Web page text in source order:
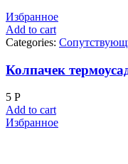
Избранное
Add to cart
Categories:
Колпачек
5 Р
Add to cart
Избранное